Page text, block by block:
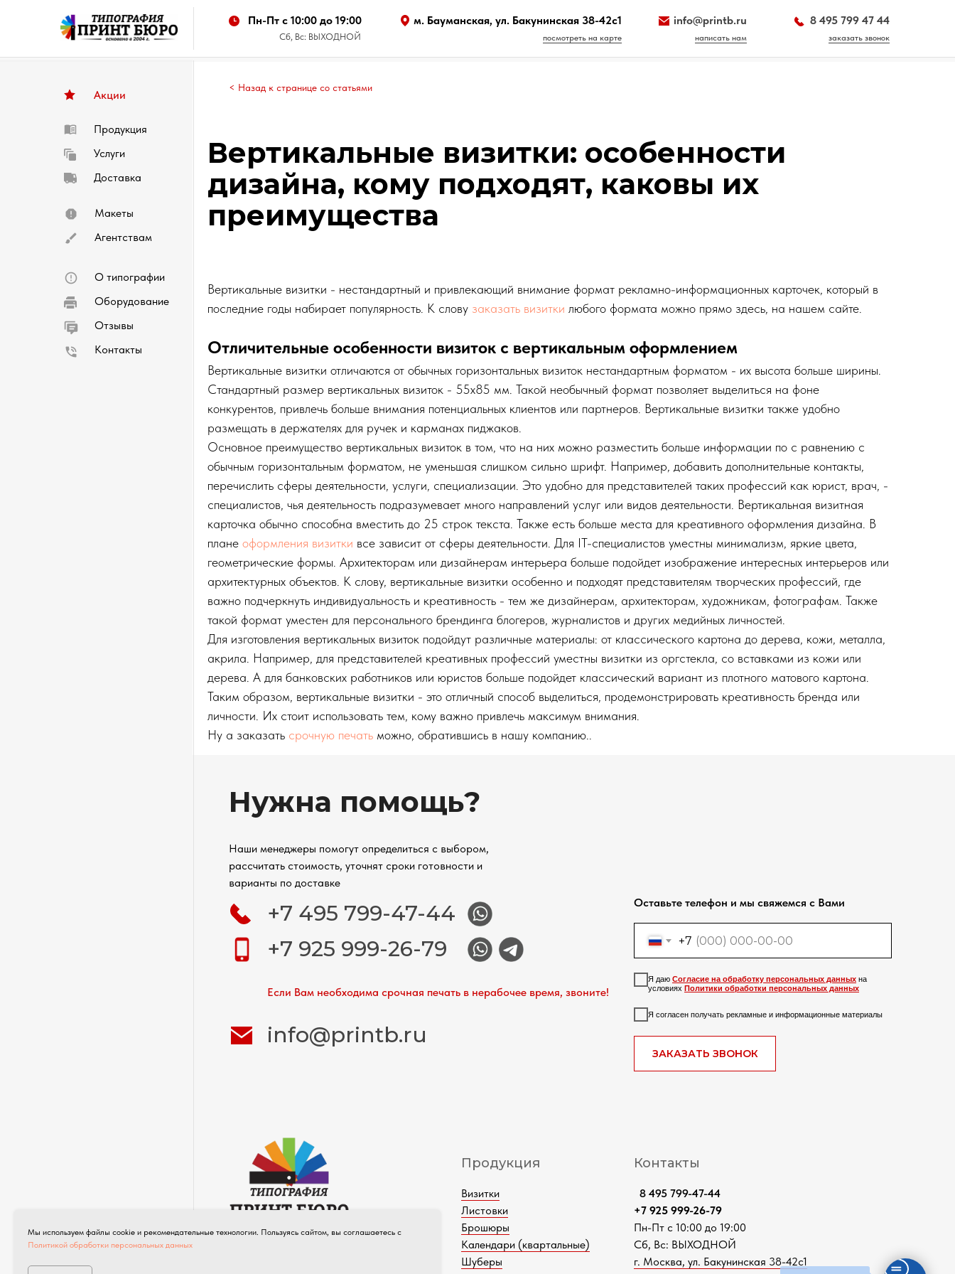
Пн-Пт с 10:00 до 19:00
Сб, Вс: ВЫХОДНОЙ
м. Бауманская, ул. Бакунинская 38-42с1
посмотреть на карте
info@printb.ru
написать нам
8 495 799 47 44
заказать звонок
Акции
Продукция
Услуги
Доставка
Макеты
Агентствам
О типографии
Оборудование
Отзывы
Контакты
< Назад к странице со статьями
Вертикальные визитки: особенности
дизайна, кому подходят, каковы их
преимущества
Вертикальные визитки - нестандартный и привлекающий внимание формат рекламно-информационных карточек, который в
последние годы набирает популярность. К слову заказать визитки любого формата можно прямо здесь, на нашем сайте.
Отличительные особенности визиток с вертикальным оформлением
Вертикальные визитки отличаются от обычных горизонтальных визиток нестандартным форматом - их высота больше ширины.
Стандартный размер вертикальных визиток - 55x85 мм. Такой необычный формат позволяет выделиться на фоне
конкурентов, привлечь больше внимания потенциальных клиентов или партнеров. Вертикальные визитки также удобно
размещать в держателях для ручек и карманах пиджаков.
Основное преимущество вертикальных визиток в том, что на них можно разместить больше информации по с равнению с
обычным горизонтальным форматом, не уменьшая слишком сильно шрифт. Например, добавить дополнительные контакты,
перечислить сферы деятельности, услуги, специализации. Это удобно для представителей таких профессий как юрист, врач, -
специалистов, чья деятельность подразумевает много направлений услуг или видов деятельности. Вертикальная визитная
карточка обычно способна вместить до 25 строк текста. Также есть больше места для креативного оформления дизайна. В
плане оформления визитки все зависит от сферы деятельности. Для IT-специалистов уместны минимализм, яркие цвета,
геометрические формы. Архитекторам или дизайнерам интерьера больше подойдет изображение интересных интерьеров или
архитектурных объектов. К слову, вертикальные визитки особенно и подходят представителям творческих профессий, где
важно подчеркнуть индивидуальность и креативность - тем же дизайнерам, архитекторам, художникам, фотографам. Также
такой формат уместен для персонального брендинга блогеров, журналистов и других медийных личностей.
Для изготовления вертикальных визиток подойдут различные материалы: от классического картона до дерева, кожи, металла,
акрила. Например, для представителей креативных профессий уместны визитки из оргстекла, со вставками из кожи или
дерева. А для банковских работников или юристов больше подойдет классический вариант из плотного матового картона.
Таким образом, вертикальные визитки - это отличный способ выделиться, продемонстрировать креативность бренда или
личности. Их стоит использовать тем, кому важно привлечь максимум внимания.
Ну а заказать срочную печать можно, обратившись в нашу компанию..
Нужна помощь?
Наши менеджеры помогут определиться с выбором,
рассчитать стоимость, уточнят сроки готовности и
варианты по доставке
Оставьте телефон и мы свяжемся с Вами
+7 495 799-47-44
info@printb.ru
Если Вам необходима срочная печать в нерабочее время, звоните!
+7
Я даю Согласие на обработку персональных данных на
условиях Политики обработки персональных данных
Я согласен получать рекламные и информационные материалы
ЗАКАЗАТЬ ЗВОНОК
+7 925 999-26-79
Типография полного цикла
Продукция
Визитки
Листовки
Брошюры
Календари (квартальные)
Шуберы
Контакты
8 495 799-47-44
+7 925 999-26-79
Пн-Пт с 10:00 до 19:00
Сб, Вс: ВЫХОДНОЙ
г. Москва, ул. Бакунинская 38-42с1
Мы используем файлы cookie и рекомендательные технологии. Пользуясь сайтом, вы соглашаетесь с
Политикой обработки персональных данных